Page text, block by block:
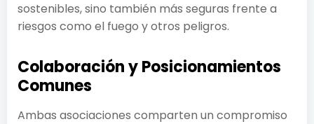
sostenibles, sino también más seguras frente a
riesgos como el fuego y otros peligros.
Colaboración y Posicionamientos
Comunes
Ambas asociaciones comparten un compromiso